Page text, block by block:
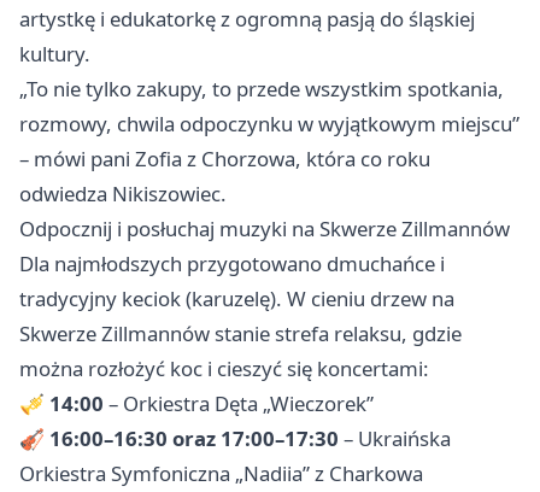
artystkę i edukatorkę z ogromną pasją do śląskiej
kultury.
„To nie tylko zakupy, to przede wszystkim spotkania,
rozmowy, chwila odpoczynku w wyjątkowym miejscu”
– mówi pani Zofia z Chorzowa, która co roku
odwiedza Nikiszowiec.
Odpocznij i posłuchaj muzyki na Skwerze Zillmannów
Dla najmłodszych przygotowano dmuchańce i
tradycyjny keciok (karuzelę). W cieniu drzew na
Skwerze Zillmannów stanie strefa relaksu, gdzie
można rozłożyć koc i cieszyć się koncertami:
🎺 14:00 – Orkiestra Dęta „Wieczorek”
🎻 16:00–16:30 oraz 17:00–17:30 – Ukraińska
Orkiestra Symfoniczna „Nadiia” z Charkowa